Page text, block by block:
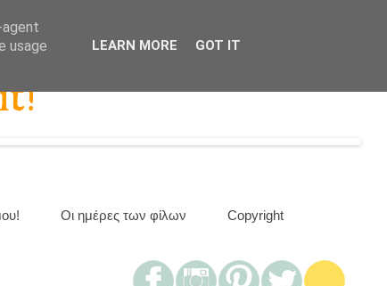
Οι ημέρες των φίλων Copyright
usage
LEARN MORE GOT IT